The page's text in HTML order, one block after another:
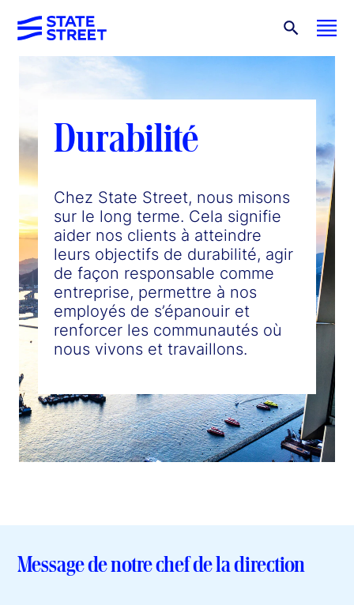
Durabilité
Chez State Street, nous misons
sur le long terme. Cela signifie
aider nos clients à atteindre
leurs objectifs de durabilité, agir
de façon responsable comme
entreprise, permettre à nos
employés de s’épanouir et
renforcer les communautés où
nous vivons et travaillons.
Message de notre chef de la direction